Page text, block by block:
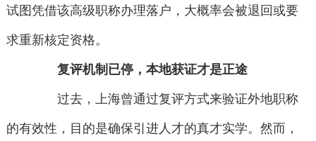
试图凭借该高级职称办理落户，大概率会被退回或要
求重新核定资格。
复评机制已停，本地获证才是正途
过去，上海曾通过复评方式来验证外地职称
的有效性，目的是确保引进人才的真才实学。然而，